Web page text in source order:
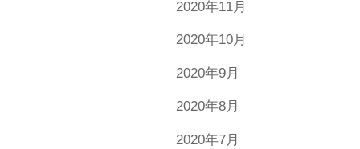
2020年11月
2020年10月
2020年9月
2020年8月
2020年7月